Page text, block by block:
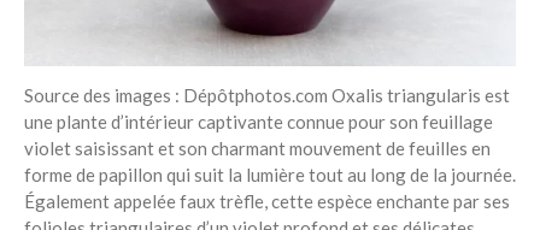
Source des images : Dépôtphotos.com Oxalis triangularis est
une plante d’intérieur captivante connue pour son feuillage
violet saisissant et son charmant mouvement de feuilles en
forme de papillon qui suit la lumière tout au long de la journée.
Également appelée faux trèfle, cette espèce enchante par ses